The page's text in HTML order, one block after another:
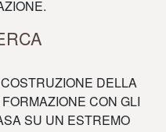
DELLA
CON GLI
SU UN ESTREMO